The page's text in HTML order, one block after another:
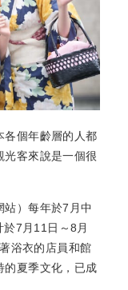
各個年齡層的人都
光客來說是一個很
站）每年於7月中
7月11日～8月
浴衣的店員和館
的夏季文化，已成